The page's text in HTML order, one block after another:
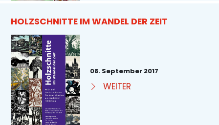
HOLZSCHNITTE IM WANDEL DER ZEIT
08. September 2017
WEITER